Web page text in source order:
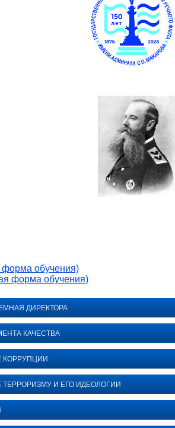
форма обучения)
форма обучения)
ДИРЕКТОРА
КАЧЕСТВА
КОРРУПЦИИ
И ЕГО ИДЕОЛОГИИ